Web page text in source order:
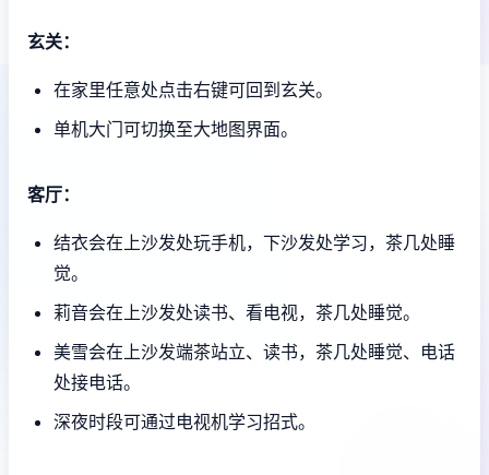
玄关：
在家里任意处点击右键可回到玄关。
单机大门可切换至大地图界面。
客厅：
结衣会在上沙发处玩手机，下沙发处学习，茶几处睡
觉。
莉音会在上沙发处读书、看电视，茶几处睡觉。
美雪会在上沙发端茶站立、读书，茶几处睡觉、电话
处接电话。
深夜时段可通过电视机学习招式。